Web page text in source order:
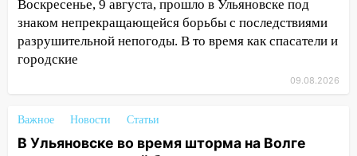
Ульяновске
11:00 В Ульяновской области люди в
СНТ сидят без света
09:18
Из-за ливня заблокировано
движение трамваев в Ульяновске
Воскресенье, 9 августа, прошло в Ульяновске под
знаком непрекращающейся борьбы с последствиями
разрушительной непогоды. В то время как спасатели и
городские
09.08.2026
Важное Новости Статьи
В Ульяновске во время шторма на Волге